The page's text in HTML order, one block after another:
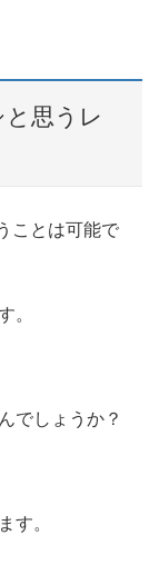
思うレ
ことは可能で
。
でしょうか？
す。